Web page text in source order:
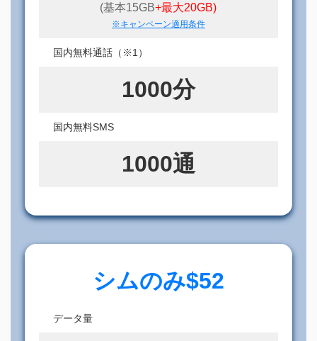
(基本15GB+最大20GB)
※キャンペーン適用条件
国内無料通話（※1）
1000分
国内無料SMS
1000通
シムのみ$52
データ量